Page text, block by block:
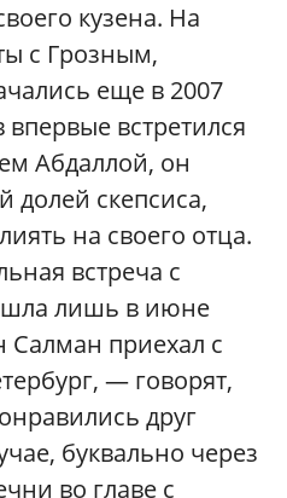
кузена. На
с Грозным,
еще в 2007
впервые встретился
Абдаллой, он
долей скепсиса,
на своего отца.
встреча с
лишь в июне
Салман приехал с
— говорят,
друг
буквально через
во главе с